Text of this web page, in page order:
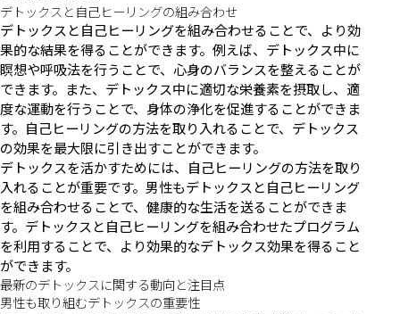
デトックスと自己ヒーリングの組み合わせ
デトックスと自己ヒーリングを組み合わせることで、より効
果的な結果を得ることができます。例えば、デトックス中に
瞑想や呼吸法を行うことで、心身のバランスを整えることが
できます。また、デトックス中に適切な栄養素を摂取し、適
度な運動を行うことで、身体の浄化を促進することができま
す。自己ヒーリングの方法を取り入れることで、デトックス
の効果を最大限に引き出すことができます。
デトックスを活かすためには、自己ヒーリングの方法を取り
入れることが重要です。男性もデトックスと自己ヒーリング
を組み合わせることで、健康的な生活を送ることができま
す。デトックスと自己ヒーリングを組み合わせたプログラム
を利用することで、より効果的なデトックス効果を得ること
ができます。
最新のデトックスに関する動向と注目点
男性も取り組むデトックスの重要性